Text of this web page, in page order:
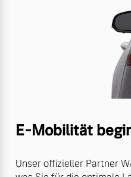
E-Mobilität
Unser offizieller Partner